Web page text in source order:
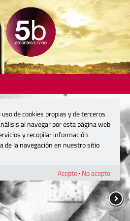
de cookies propias y de terceros
al navegar por esta página web
y recopilar información
la navegación en nuestro sitio
Acepto· No acepto